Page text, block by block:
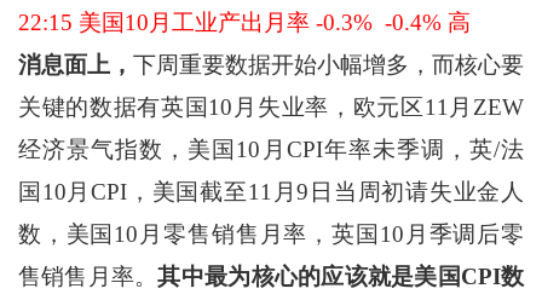
22:15 美国10月工业产出月率 -0.3% -0.4% 高
消息面上， 下周重要数据开始小幅增多，而核心要
关键的数据有英国10月失业率，欧元区11月ZEW
经济景气指数，美国10月CPI年率未季调，英/法
国10月CPI，美国截至11月9日当周初请失业金人
数，美国10月零售销售月率，英国10月季调后零
售销售月率。其中最为核心的应该就是美国CPI数